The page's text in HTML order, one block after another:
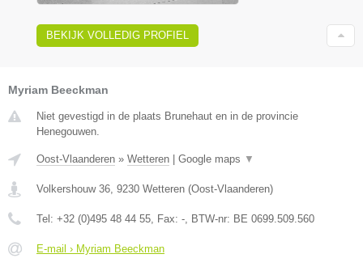
BEKIJK VOLLEDIG PROFIEL
Myriam Beeckman
Niet gevestigd in de plaats Brunehaut en in de provincie
Henegouwen.
Oost-Vlaanderen » Wetteren Google maps ▼
Volkershouw 36 9230 Wetteren (Oost-Vlaanderen)
Tel: +32 (0)495 48 44 55 , Fax: - , BTW-nr: BE 0699.509.560
E-mail › Myriam Beeckman